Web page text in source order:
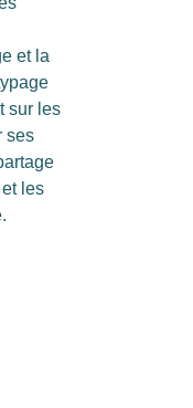
et la
sur les
ses
les